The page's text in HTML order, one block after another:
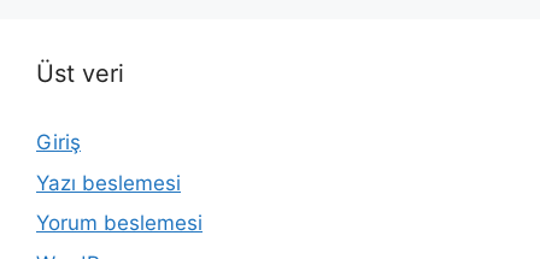
Üst veri
Giriş
Yazı beslemesi
Yorum beslemesi